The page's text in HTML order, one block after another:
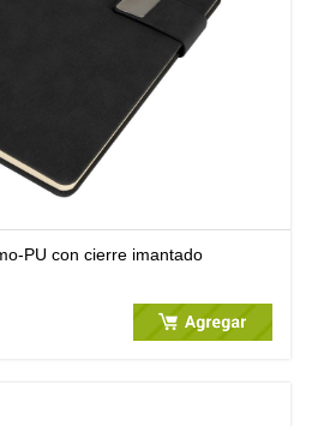
PU con cierre imantado